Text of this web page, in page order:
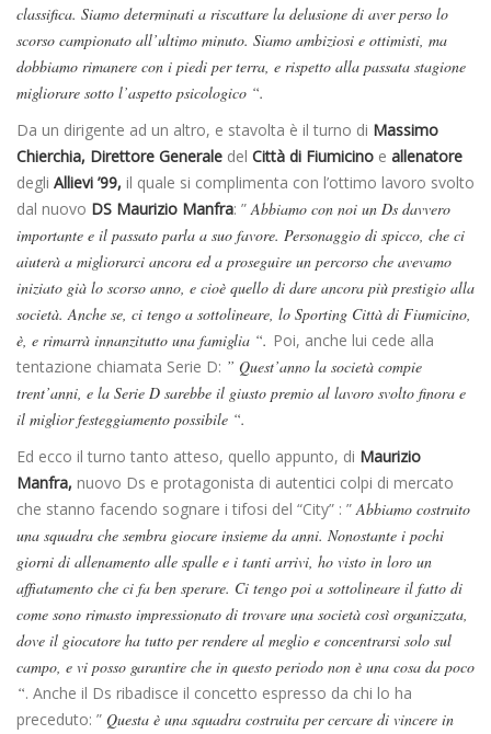
classifica. Siamo determinati a riscattare la delusione di aver perso lo
scorso campionato all’ultimo minuto. Siamo ambiziosi e ottimisti, ma
dobbiamo rimanere con i piedi per terra, e rispetto alla passata stagione
migliorare sotto l’aspetto psicologico “.
Da un dirigente ad un altro, e stavolta è il turno di Massimo
Chierchia, Direttore Generale del Città di Fiumicino e allenatore
degli Allievi ’99, il quale si complimenta con l’ottimo lavoro svolto
dal nuovo DS Maurizio Manfra: ”Abbiamo con noi un Ds davvero
importante e il passato parla a suo favore. Personaggio di spicco, che ci
aiuterà a migliorarci ancora ed a proseguire un percorso che avevamo
iniziato già lo scorso anno, e cioè quello di dare ancora più prestigio alla
società. Anche se, ci tengo a sottolineare, lo Sporting Città di Fiumicino,
è, e rimarrà innanzitutto una famiglia “. Poi, anche lui cede alla
tentazione chiamata Serie D: ” Quest’anno la società compie
trent’anni, e la Serie D sarebbe il giusto premio al lavoro svolto finora e
il miglior festeggiamento possibile “.
Ed ecco il turno tanto atteso, quello appunto, di Maurizio
Manfra, nuovo Ds e protagonista di autentici colpi di mercato
che stanno facendo sognare i tifosi del “City” : ”Abbiamo costruito
una squadra che sembra giocare insieme da anni. Nonostante i pochi
giorni di allenamento alle spalle e i tanti arrivi, ho visto in loro un
affiatamento che ci fa ben sperare. Ci tengo poi a sottolineare il fatto di
come sono rimasto impressionato di trovare una società così organizzata,
dove il giocatore ha tutto per rendere al meglio e concentrarsi solo sul
campo, e vi posso garantire che in questo periodo non è una cosa da poco
“. Anche il Ds ribadisce il concetto espresso da chi lo ha
preceduto: ” Questa è una squadra costruita per cercare di vincere in